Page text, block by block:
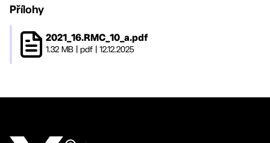
Přílohy
2021_16.RMC_10_a.pdf
1.32 MB pdf 12.12.2025